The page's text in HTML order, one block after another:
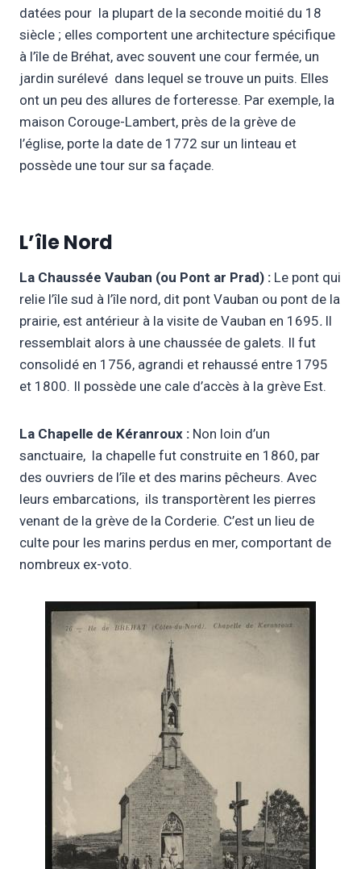
datées pour la plupart de la seconde moitié du 18
siècle ; elles comportent une architecture spécifique
à l’île de Bréhat, avec souvent une cour fermée, un
jardin surélevé dans lequel se trouve un puits. Elles
ont un peu des allures de forteresse. Par exemple, la
maison Corouge-Lambert, près de la grève de
l’église, porte la date de 1772 sur un linteau et
possède une tour sur sa façade.
L’île Nord
La Chaussée Vauban (ou Pont ar Prad) : Le pont qui
relie l’île sud à l’île nord, dit pont Vauban ou pont de la
prairie, est antérieur à la visite de Vauban en 1695. ll
ressemblait alors à une chaussée de galets. Il fut
consolidé en 1756, agrandi et rehaussé entre 1795
et 1800. Il possède une cale d’accès à la grève Est.
La Chapelle de Kéranroux : Non loin d’un
sanctuaire, la chapelle fut construite en 1860, par
des ouvriers de l’île et des marins pêcheurs. Avec
leurs embarcations, ils transportèrent les pierres
venant de la grève de la Corderie. C’est un lieu de
culte pour les marins perdus en mer, comportant de
nombreux ex-voto.